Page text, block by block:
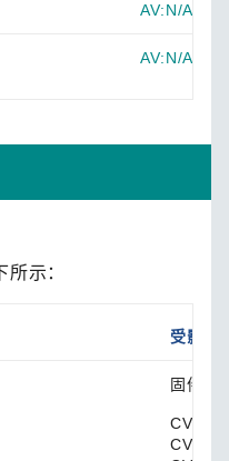
AV:N/
AV:N/
示：
受影响
固件版
CVE-
CVE-